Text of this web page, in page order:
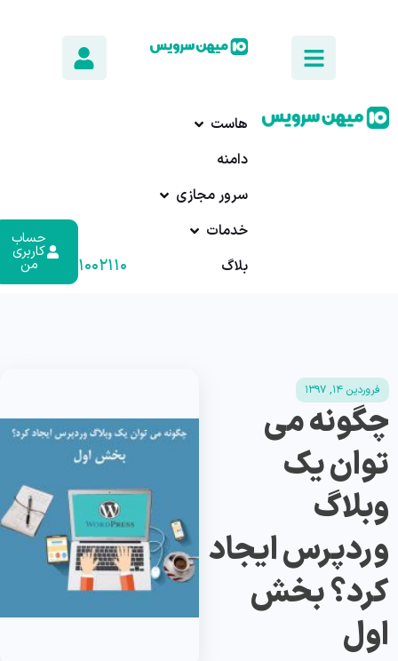
هاست
دامنه
سرور مجازی
خدمات
بلاگ
۰۱۷-۹۱۰۰۲۱۱۰
حساب
کاربری
من
فروردین ۱۴, ۱۳۹۷
چگونه می
توان یک
وبلاگ
وردپرس ایجاد
کرد؟ بخش
اول